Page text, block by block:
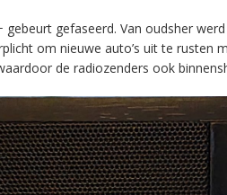
gebeurt gefaseerd. Van oudsher
om nieuwe auto’s uit te rusten
de radiozenders ook